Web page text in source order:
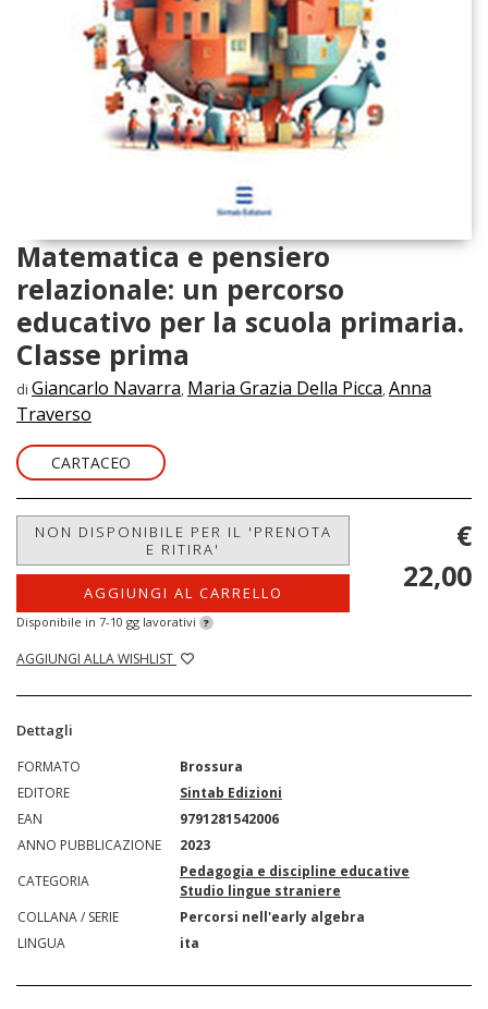
Matematica e pensiero
relazionale: un percorso
educativo per la scuola primaria.
Classe prima
di Giancarlo Navarra, Maria Grazia Della Picca, Anna
Traverso
CARTACEO
NON DISPONIBILE PER IL 'PRENOTA
E RITIRA'
AGGIUNGI AL CARRELLO
Disponibile in 7-10 gg lavorativi ?
AGGIUNGI ALLA WISHLIST
€
22,00
Dettagli
FORMATO
Brossura
EDITORE
Sintab Edizioni
EAN
9791281542006
ANNO PUBBLICAZIONE
2023
CATEGORIA
Pedagogia e discipline educative
Studio lingue straniere
COLLANA / SERIE
Percorsi nell'early algebra
LINGUA
ita